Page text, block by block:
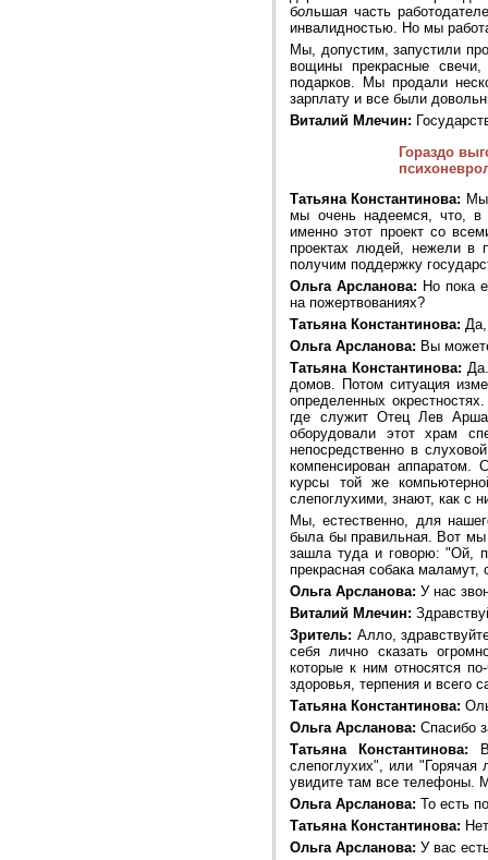
большая часть
инвалидностью. Но мы
Мы, допустим, запустили
вощины прекрасные
подарков. Мы продали
зарплату и все были
Виталий Млечин:
Гораздо
Татьяна Константинова: Мы
мы очень надеемся, что, в
именно этот проект со
проектах людей, нежели в
получим поддержку
Ольга Арсланова: Но пока
на пожертвованиях?
Татьяна Константинова: Да,
Ольга Арсланова: Вы
Татьяна Константинова:
домов. Потом ситуация
определенных
где служит Отец Лев
оборудовали этот храм
непосредственно в
компенсирован
курсы той же
слепоглухими, знают, как с
Мы, естественно, для
была бы правильная. Вот
зашла туда и говорю: "Ой,
прекрасная собака
Ольга Арсланова: У нас
Виталий Млечин:
Зритель: Алло,
себя лично сказать
которые к ним относятся
здоровья, терпения и всего
Татьяна Константинова:
Ольга Арсланова: Спасибо
Татьяна Константинова:
слепоглухих", или
увидите там все телефоны.
Ольга Арсланова: То есть
Татьяна Константинова:
Ольга Арсланова: У вас